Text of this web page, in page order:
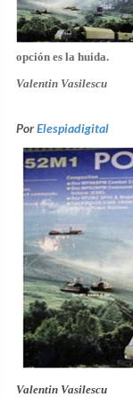
opción es la huida.
Valentin Vasilescu
PorElespiadigital
Valentin Vasilescu